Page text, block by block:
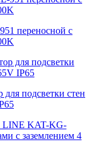
переносной с
подсветки стен